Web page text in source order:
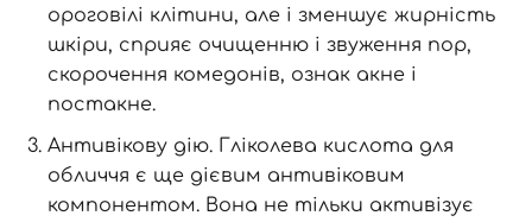
ороговілі клітини, але і зменшує жирність
шкіри, сприяє очищенню і звуження пор,
скорочення комедонів, ознак акне і
постакне.
Антивікову дію. Гліколева кислота для
обличчя є ще дієвим антивіковим
компонентом. Вона не тільки активізує